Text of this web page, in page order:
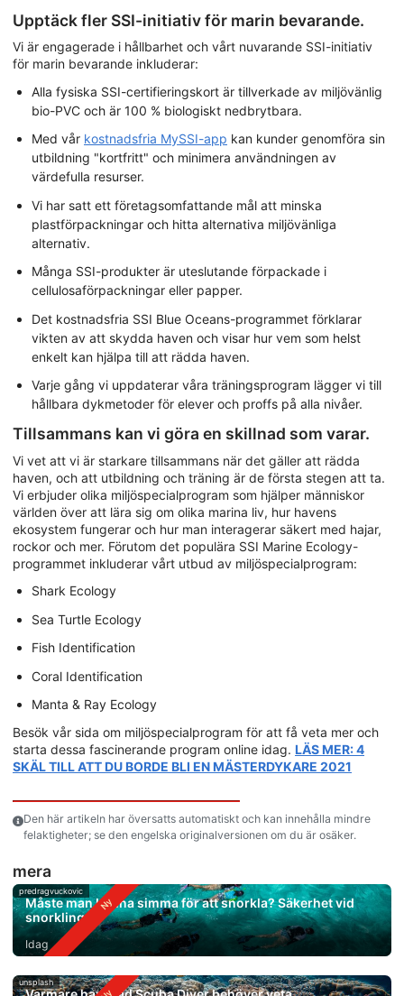
Upptäck fler SSI-initiativ för marin bevarande.
Vi är engagerade i hållbarhet och vårt nuvarande SSI-initiativ
för marin bevarande inkluderar:
Alla fysiska SSI-certifieringskort är tillverkade av miljövänlig
bio-PVC och är 100 % biologiskt nedbrytbara.
Med vår kostnadsfria MySSI-app kan kunder genomföra sin
utbildning "kortfritt" och minimera användningen av
värdefulla resurser.
Vi har satt ett företagsomfattande mål att minska
plastförpackningar och hitta alternativa miljövänliga
alternativ.
Många SSI-produkter är uteslutande förpackade i
cellulosaförpackningar eller papper.
Det kostnadsfria SSI Blue Oceans-programmet förklarar
vikten av att skydda haven och visar hur vem som helst
enkelt kan hjälpa till att rädda haven.
Varje gång vi uppdaterar våra träningsprogram lägger vi till
hållbara dykmetoder för elever och proffs på alla nivåer.
Tillsammans kan vi göra en skillnad som varar.
Vi vet att vi är starkare tillsammans när det gäller att rädda
haven, och att utbildning och träning är de första stegen att ta.
Vi erbjuder olika miljöspecialprogram som hjälper människor
världen över att lära sig om olika marina liv, hur havens
ekosystem fungerar och hur man interagerar säkert med hajar,
rockor och mer. Förutom det populära SSI Marine Ecology-
programmet inkluderar vårt utbud av miljöspecialprogram:
Shark Ecology
Sea Turtle Ecology
Fish Identification
Coral Identification
Manta & Ray Ecology
Besök vår sida om miljöspecialprogram för att få veta mer och
starta dessa fascinerande program online idag. LÄS MER: 4
SKÄL TILL ATT DU BORDE BLI EN MÄSTERDYKARE 2021
Den här artikeln har översatts automatiskt och kan innehålla mindre
felaktigheter; se den engelska originalversionen om du är osäker.
mera
predragvuckovic
Måste man kunna simma för att snorkla? Säkerhet vid
snorkling
Idag
unsplash